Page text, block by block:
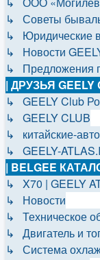
↳ Советы
↳ Юридические
↳ Новости
↳ Предложения
| ДРУЗЬЯ GEELY
↳ GEELY Club
↳ GEELY CLUB
↳ китайские-
↳ GEELY-
| BELGEE
↳ X70 | GEELY
↳ Новости
↳ Техническое
↳ Двигатель и
↳ Система